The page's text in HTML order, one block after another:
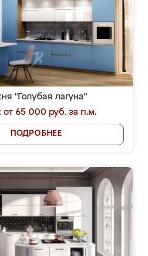
"Голубая лагуна"
от 65 000 руб. за п.м.
ПОДРОБНЕЕ